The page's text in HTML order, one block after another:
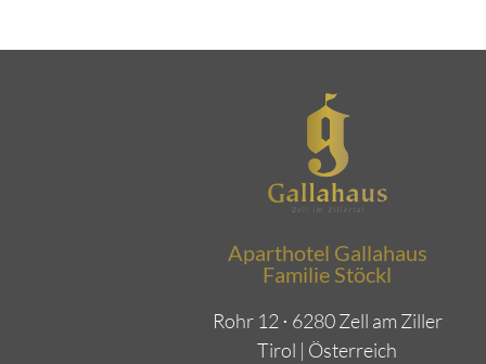
Aparthotel Gallahaus
Familie Stöckl
Rohr 12 ⋅ 6280 Zell am Ziller
Tirol | Österreich